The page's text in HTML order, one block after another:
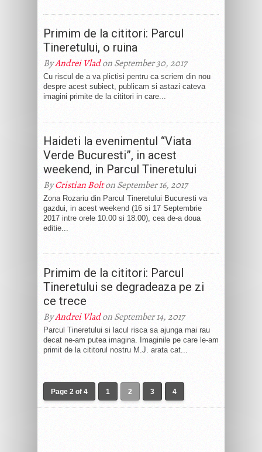
Primim de la cititori: Parcul
Tineretului, o ruina
ByAndrei Vladon September 30, 2017
Cu riscul de a va plictisi pentru ca scriem din nou
despre acest subiect, publicam si astazi cateva
imagini primite de la cititori in care...
Haideti la evenimentul “Viata
Verde Bucuresti”, in acest
weekend, in Parcul Tineretului
ByCristian Bolton September 16, 2017
Zona Rozariu din Parcul Tineretului Bucuresti va
gazdui, in acest weekend (16 si 17 Septembrie
2017 intre orele 10.00 si 18.00), cea de-a doua
editie...
Primim de la cititori: Parcul
Tineretului se degradeaza pe zi
ce trece
ByAndrei Vladon September 14, 2017
Parcul Tineretului si lacul risca sa ajunga mai rau
decat ne-am putea imagina. Imaginile pe care le-am
primit de la cititorul nostru M.J. arata cat...
Page 2 of 4 1 2 3 4